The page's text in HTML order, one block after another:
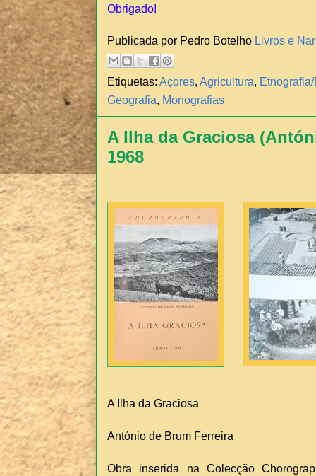
Obrigado!
Publicada por Pedro Botelho Livros e
Etiquetas: Açores, Agricultura,
Geografia, Monografias
A Ilha da Graciosa
1968
A Ilha da Graciosa
António de Brum Ferreira
Obra inserida na Colecção